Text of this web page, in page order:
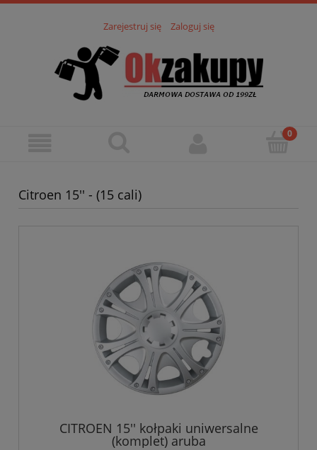
Zarejestruj się Zaloguj się
Citroen 15'' - (15 cali)
CITROEN 15'' kołpaki uniwersalne
(komplet) aruba